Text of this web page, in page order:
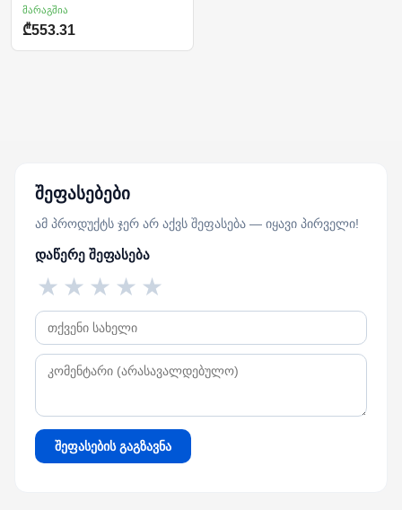
მარაგშია
₾553.31
შეფასებები
ამ პროდუქტს ჯერ არ აქვს შეფასება — იყავი პირველი!
დაწერე შეფასება
★
★
★
★
★
შეფასების გაგზავნა